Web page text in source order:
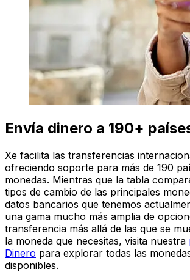
Envía dinero a 190+
Xe facilita las transferencias
ofreciendo soporte para más de 190
monedas. Mientras que la tabla
tipos de cambio de las principales
datos bancarios que tenemos
una gama mucho más amplia de
transferencia más allá de las que se
la moneda que necesitas, visita nuestra
Dinero para explorar todas las
disponibles.